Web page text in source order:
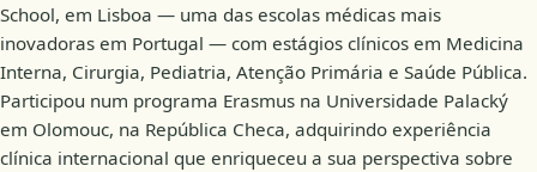
School, em Lisboa — uma das escolas médicas mais
inovadoras em Portugal — com estágios clínicos em Medicina
Interna, Cirurgia, Pediatria, Atenção Primária e Saúde Pública.
Participou num programa Erasmus na Universidade Palacký
em Olomouc, na República Checa, adquirindo experiência
clínica internacional que enriqueceu a sua perspectiva sobre